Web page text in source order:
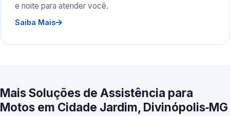
e noite para atender você.
Saiba Mais
Mais Soluções de Assistência para
Motos em Cidade Jardim, Divinópolis‑MG